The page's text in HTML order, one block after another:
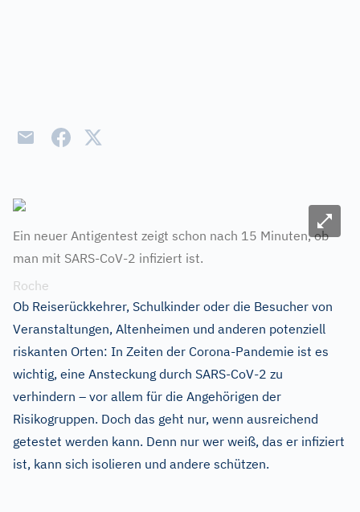
Bild
Ein neuer Antigentest zeigt schon nach 15 Minuten, ob
man mit SARS-CoV-2 infiziert ist.
Roche
Ob Reiserückkehrer, Schulkinder oder die Besucher von
Veranstaltungen, Altenheimen und anderen potenziell
riskanten Orten: In Zeiten der Corona-Pandemie ist es
wichtig, eine Ansteckung durch SARS-CoV-2 zu
verhindern – vor allem für die Angehörigen der
Risikogruppen. Doch das geht nur, wenn ausreichend
getestet werden kann. Denn nur wer weiß, das er infiziert
ist, kann sich isolieren und andere schützen.